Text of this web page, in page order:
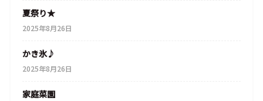
夏祭り★
2025年8月26日
かき氷♪
2025年8月26日
家庭菜園